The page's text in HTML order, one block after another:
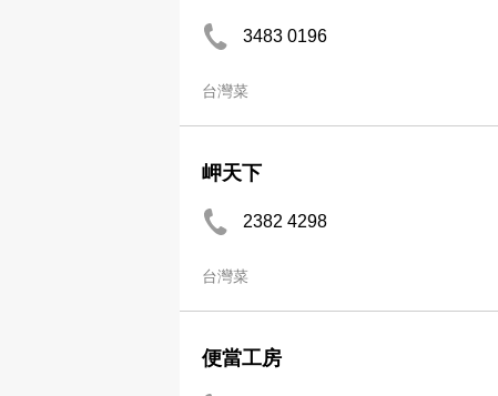
3483 0196
台灣菜
岬天下
2382 4298
台灣菜
便當工房